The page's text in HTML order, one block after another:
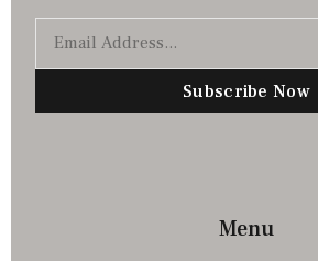
Subscribe Now
Menu